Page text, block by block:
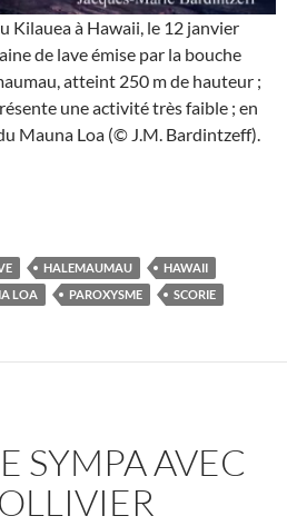
Kilauea à Hawaii, le 12 janvier
de lave émise par la bouche
atteint 250 m de hauteur ;
une activité très faible ; en
Mauna Loa (© J.M. Bardintzeff).
d’Hawaii (13)
HALEMAUMAU
HAWAII
LOA PAROXYSME SCORIE
SYMPA AVEC